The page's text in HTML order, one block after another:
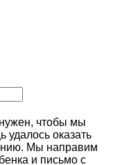
чтобы мы
удалось оказать
Мы направим
и письмо с